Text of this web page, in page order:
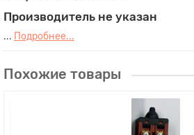
Производитель не указан
... Подробнее...
Похожие товары